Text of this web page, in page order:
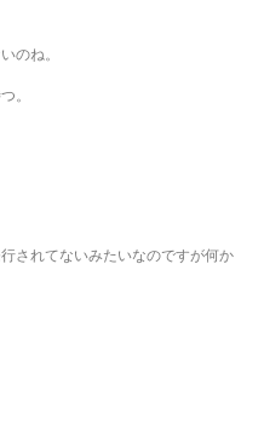
のね。
。
されてないみたいなのですが何か